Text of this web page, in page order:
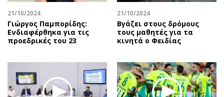
Αγορές
Money Review
AstroBank Properties
Ενέργεια
Ναυτιλία
Περιβάλλον
Αναδρομές
Πρόσωπα
Περιβάλλον
Γυναίκα
Showbiz
Ταξίδια
21/10/2024
Γιώργος Παμπορίδης:
Ενδιαφέρθηκα για τις
προεδρικές του 23
21/10/2024
Βγάζει στους δρόμους
τους μαθητές για τα
κινητά ο Φειδίας